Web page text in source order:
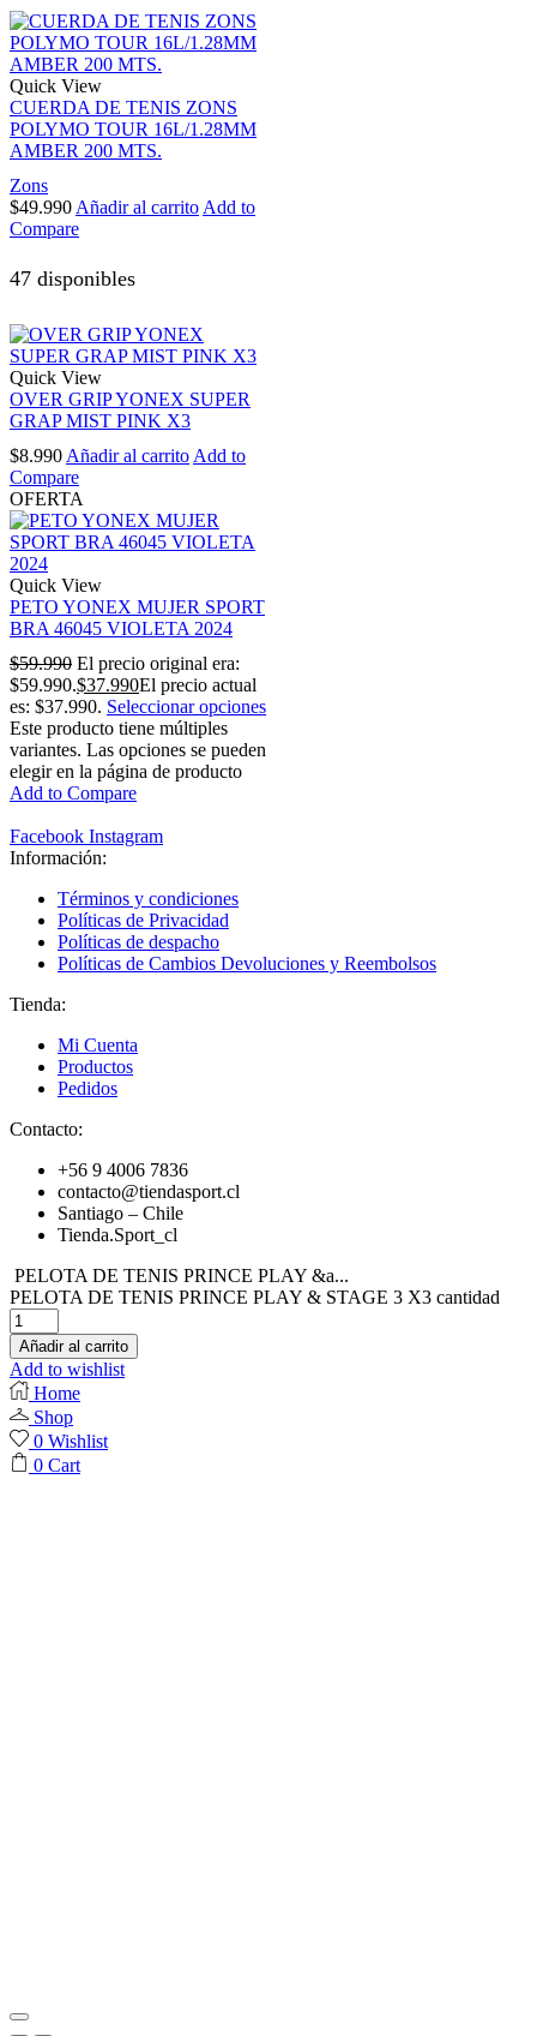
Quick View
CUERDA DE TENIS ZONS
POLYMO TOUR 16L/1.28MM
AMBER 200 MTS.
Zons
$49.990 Añadir al carrito Add to
Compare
47 disponibles
Quick View
OVER GRIP YONEX SUPER
GRAP MIST PINK X3
$8.990 Añadir al carrito Add to
Compare
OFERTA
Quick View
PETO YONEX MUJER SPORT
BRA 46045 VIOLETA 2024
$59.990 El precio original era:
$59.990.$37.990El precio actual
es: $37.990. Seleccionar opciones
Este producto tiene múltiples
variantes. Las opciones se pueden
elegir en la página de producto
Add to Compare
Facebook Instagram
Información:
Términos y condiciones
Políticas de Privacidad
Políticas de despacho
Políticas de Cambios Devoluciones y Reembolsos
Tienda:
Mi Cuenta
Productos
Pedidos
Contacto:
+56 9 4006 7836
contacto@tiendasport.cl
Santiago – Chile
Tienda.Sport_cl
PELOTA DE TENIS PRINCE PLAY &a...
PELOTA DE TENIS PRINCE PLAY & STAGE 3 X3 cantidad
Añadir al carrito
Add to wishlist
Home
Shop
0 Wishlist
0 Cart